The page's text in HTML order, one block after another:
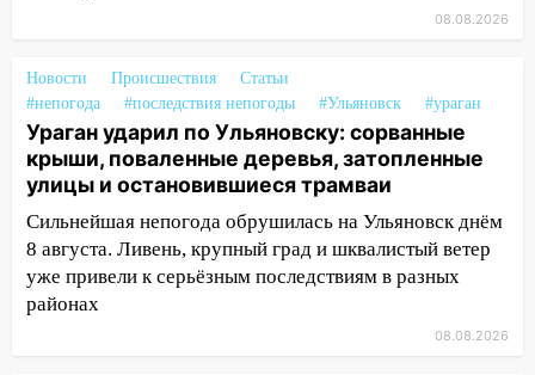
Сильный ветер сорвал крышу с
13:35
Непогода продолжает бить по
транспорту: в Ульяновске трамвай
сошёл с рельсов
13:22 Упавшие деревья перекрыли
дороги в Ульяновске: фото
13:17
Непогода в Ульяновске не
закончится сегодня: сильные ливни
сохранятся 9 августа
08.08.2026
Новости Происшествия
Статьи
#непогода
#последствия непогоды #Ульяновск #ураган
Ураган ударил по Ульяновску: сорванные
крыши, поваленные деревья, затопленные
улицы и остановившиеся трамваи
Сильнейшая непогода обрушилась на Ульяновск днём
8 августа. Ливень, крупный град и шквалистый ветер
уже привели к серьёзным последствиям в разных
районах
08.08.2026